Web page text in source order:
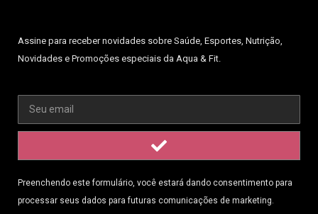
Assine para receber novidades sobre Saúde, Esportes, Nutrição,
Novidades e Promoções especiais da Aqua & Fit.
Preenchendo este formulário, você estará dando consentimento para
processar seus dados para futuras comunicações de marketing.